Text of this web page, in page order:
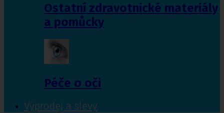
Ostatní zdravotnické materiály
a pomůcky
Péče o oči
Výprodej a slevy